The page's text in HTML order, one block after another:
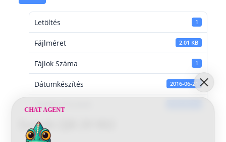
Letöltés 1
Fájlméret 2.01 KB
Fájlok Száma 1
Dátumkészítés 2016-06-21
Suzuki ZJB 29 902
CHAT AGENT